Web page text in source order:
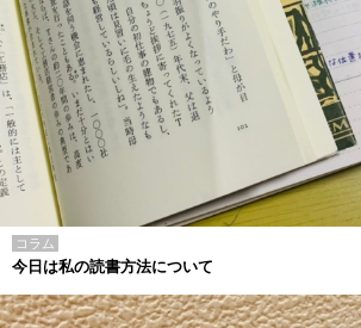
コラム
今日は私の読書方法について